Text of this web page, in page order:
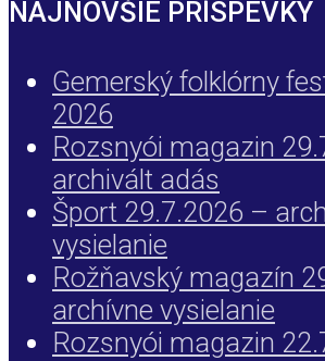
NAJNOVŠIE PRÍSPEVKY
Gemerský folklórny
2026
Rozsnyói magazin
archivált adás
Šport 29.7.2026 –
vysielanie
Rožňavský magazín
archívne vysielanie
Rozsnyói magazin